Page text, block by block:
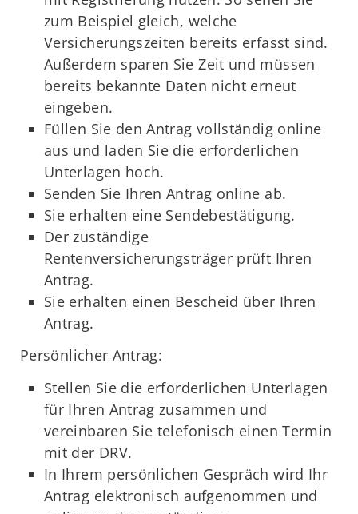
zum Beispiel gleich, welche
Versicherungszeiten bereits erfasst sind.
Außerdem sparen Sie Zeit und müssen
bereits bekannte Daten nicht erneut
eingeben.
Füllen Sie den Antrag vollständig online
aus und laden Sie die erforderlichen
Unterlagen hoch.
Senden Sie Ihren Antrag online ab.
Sie erhalten eine Sendebestätigung.
Der zuständige
Rentenversicherungsträger prüft Ihren
Antrag.
Sie erhalten einen Bescheid über Ihren
Antrag.
Persönlicher Antrag:
Stellen Sie die erforderlichen Unterlagen
für Ihren Antrag zusammen und
vereinbaren Sie telefonisch einen Termin
mit der DRV.
In Ihrem persönlichen Gespräch wird Ihr
Antrag elektronisch aufgenommen und